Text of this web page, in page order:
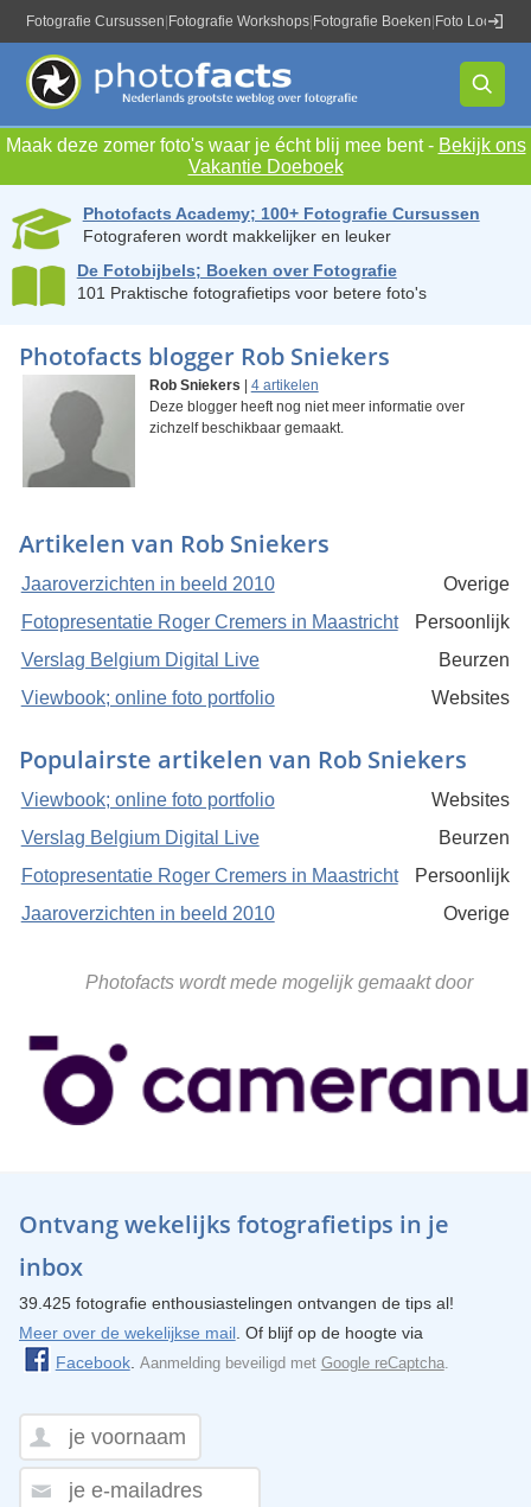
Fotografie Cursussen Fotografie Workshops Fotografie Boeken Foto Locaties
Maak deze zomer foto's waar je écht blij mee bent - Bekijk ons
Vakantie Doeboek
Photofacts Academy; 100+ Fotografie Cursussen
Fotograferen wordt makkelijker en leuker
De Fotobijbels; Boeken over Fotografie
101 Praktische fotografietips voor betere foto's
Photofacts blogger Rob Sniekers
Rob Sniekers
4 artikelen
Deze blogger heeft nog niet meer informatie over
zichzelf beschikbaar gemaakt.
Artikelen van Rob Sniekers
Jaaroverzichten in beeld 2010
Overige
Fotopresentatie Roger Cremers in Maastricht
Persoonlijk
Verslag Belgium Digital Live
Beurzen
Viewbook; online foto portfolio
Websites
Populairste artikelen van Rob Sniekers
Viewbook; online foto portfolio
Websites
Verslag Belgium Digital Live
Beurzen
Fotopresentatie Roger Cremers in Maastricht
Persoonlijk
Jaaroverzichten in beeld 2010
Overige
Photofacts wordt mede mogelijk gemaakt door
Ontvang wekelijks fotografietips in je
inbox
39.425 fotografie enthousiastelingen ontvangen de tips al!
Meer over de wekelijkse mail. Of blijf op de hoogte via
Facebook. Aanmelding beveiligd met Google reCaptcha.